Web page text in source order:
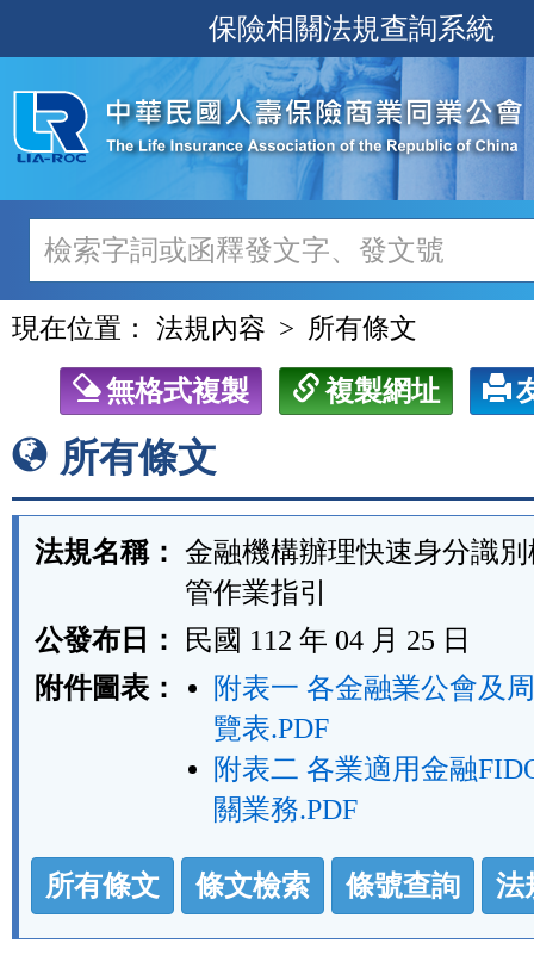
至
主
內
容
保險相關法規查詢系統
現在位置： 法規內容 所有條文
無格式複製 複製網址
所有條文
法規名稱： 金融機構辦理快速身分識
管作業指引
公發布日：
民國 112 年 04 月 25 日
附件圖表：
附表一 各金融業公會及
覽表.PDF
附表二 各業適用金融
關業務.PDF
法
規
功
所有條文 條文檢索 條號查詢 法